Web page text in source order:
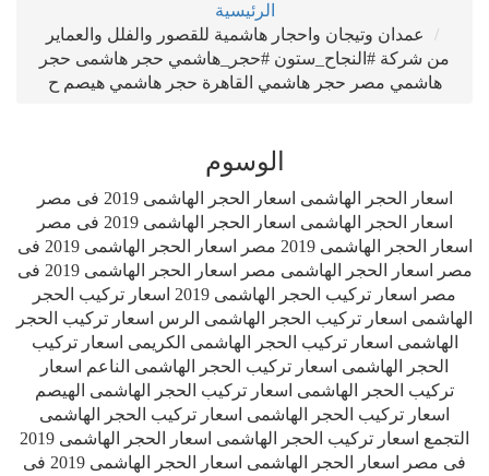
الرئيسية
عمدان وتيجان واحجار هاشمية للقصور والفلل والعماير
من شركة #النجاح_ستون #حجر_هاشمي حجر هاشمى حجر
هاشمي مصر حجر هاشمي القاهرة حجر هاشمي هيصم ح
الوسوم
اسعار الحجر الهاشمى اسعار الحجر الهاشمى 2019 فى مصر
اسعار الحجر الهاشمى اسعار الحجر الهاشمى 2019 فى مصر
اسعار الحجر الهاشمى 2019 مصر اسعار الحجر الهاشمى 2019 فى
مصر اسعار الحجر الهاشمى مصر اسعار الحجر الهاشمى 2019 فى
مصر اسعار تركيب الحجر الهاشمى 2019 اسعار تركيب الحجر
الهاشمى اسعار تركيب الحجر الهاشمى الرس اسعار تركيب الحجر
الهاشمى اسعار تركيب الحجر الهاشمى الكريمى اسعار تركيب
الحجر الهاشمى اسعار تركيب الحجر الهاشمى الناعم اسعار
تركيب الحجر الهاشمى اسعار تركيب الحجر الهاشمى الهيصم
اسعار تركيب الحجر الهاشمى اسعار تركيب الحجر الهاشمى
التجمع اسعار تركيب الحجر الهاشمى اسعار الحجر الهاشمى 2019
فى مصر اسعار الحجر الهاشمى اسعار الحجر الهاشمى 2019 فى